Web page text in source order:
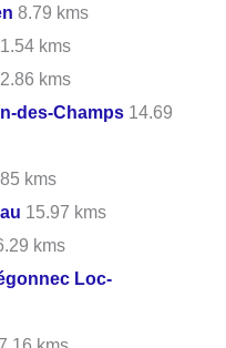
8.79 kms
kms
kms
des-Champs 14.69
kms
15.97 kms
kms
Loc-